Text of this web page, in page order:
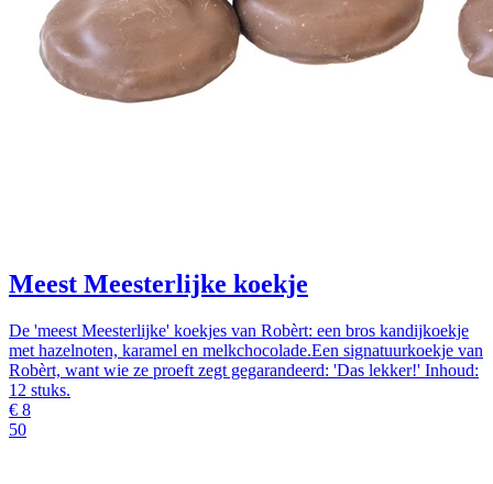
Meest Meesterlijke koekje
De 'meest Meesterlijke' koekjes van Robèrt: een bros kandijkoekje
met hazelnoten, karamel en melkchocolade.Een signatuurkoekje van
Robèrt, want wie ze proeft zegt gegarandeerd: 'Das lekker!' Inhoud:
12 stuks.
€ 8
50